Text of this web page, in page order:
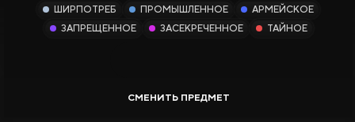
ШИРПОТРЕБ ПРОМЫШЛЕННОЕ
АРМЕЙСКОЕ
ЗАПРЕЩЕННОЕ
ЗАСЕКРЕЧЕННОЕ ТАЙНОЕ